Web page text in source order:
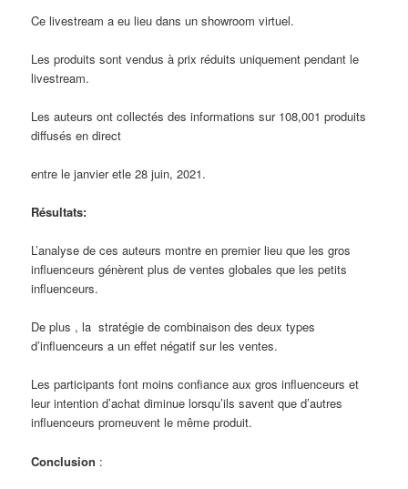
Ce livestream a eu lieu dans un showroom virtuel.
Les produits sont vendus à prix réduits uniquement pendant le
livestream.
Les auteurs ont collectés des informations sur 108,001 produits
diffusés en direct
entre le janvier etle 28 juin, 2021.
Résultats:
L’analyse de ces auteurs montre en premier lieu que les gros
influenceurs génèrent plus de ventes globales que les petits
influenceurs.
De plus , la stratégie de combinaison des deux types
d’influenceurs a un effet négatif sur les ventes.
Les participants font moins confiance aux gros influenceurs et
leur intention d’achat diminue lorsqu’ils savent que d’autres
influenceurs promeuvent le même produit.
Conclusion :